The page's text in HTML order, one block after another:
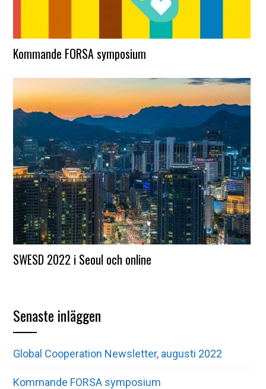
Kommande FORSA symposium
SWESD 2022 i Seoul och online
Senaste inläggen
Global Cooperation Newsletter, augusti 2022
Kommande FORSA symposium